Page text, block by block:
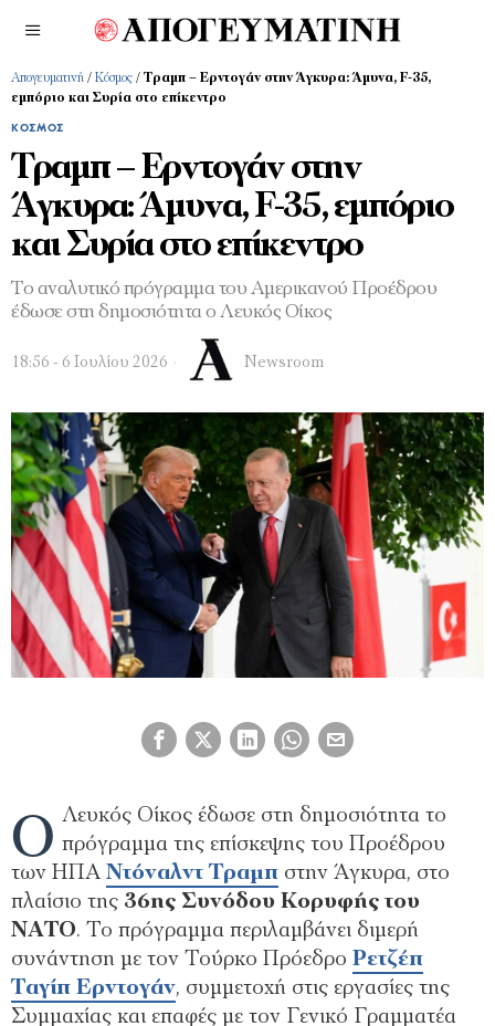
Απογευματινή / Κόσμος / Τραμπ – Ερντογάν στην Άγκυρα: Άμυνα, F-35,
εμπόριο και Συρία στο επίκεντρο
ΚΌΣΜΟΣ
Τραμπ – Ερντογάν στην
Άγκυρα: Άμυνα, F-35, εμπόριο
και Συρία στο επίκεντρο
Το αναλυτικό πρόγραμμα του Αμερικανού Προέδρου
έδωσε στη δημοσιότητα ο Λευκός Οίκος
18:56 - 6 Ιουλίου 2026 Newsroom
Ο Λευκός Οίκος έδωσε στη δημοσιότητα το
πρόγραμμα της επίσκεψης του Προέδρου
των ΗΠΑ Ντόναλντ Τραμπ στην Άγκυρα, στο
πλαίσιο της 36ης Συνόδου Κορυφής του
ΝΑΤΟ. Το πρόγραμμα περιλαμβάνει διμερή
συνάντηση με τον Τούρκο Πρόεδρο Ρετζέπ
Ταγίπ Ερντογάν, συμμετοχή στις εργασίες της
Συμμαχίας και επαφές με τον Γενικό Γραμματέα